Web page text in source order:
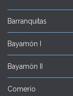
Barranquitas
Bayamón I
Bayamón II
Comerío